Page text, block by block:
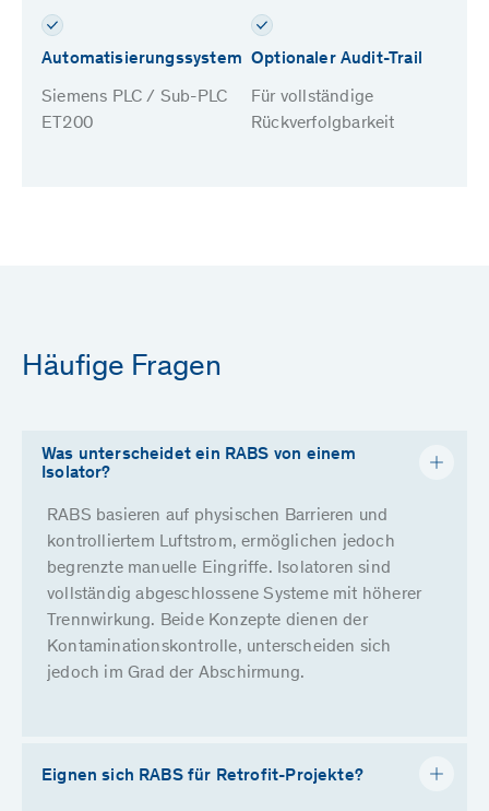
Automatisierungssystem
Siemens PLC / Sub-PLC
ET200
Optionaler Audit-Trail
Für vollständige
Rückverfolgbarkeit
Häufige Fragen
Was unterscheidet ein RABS von einem
Isolator?
RABS basieren auf physischen Barrieren und
kontrolliertem Luftstrom, ermöglichen jedoch
begrenzte manuelle Eingriffe. Isolatoren sind
vollständig abgeschlossene Systeme mit höherer
Trennwirkung. Beide Konzepte dienen der
Kontaminationskontrolle, unterscheiden sich
jedoch im Grad der Abschirmung.
Eignen sich RABS für Retrofit-Projekte?